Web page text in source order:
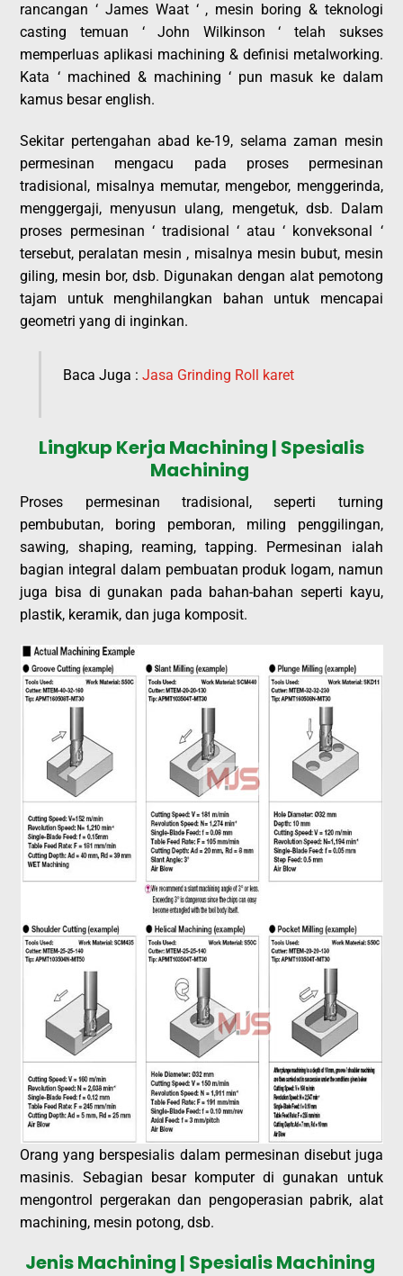
rancangan ‘ James Waat ‘ , mesin boring & teknologi
casting temuan ‘ John Wilkinson ‘ telah sukses
memperluas aplikasi machining & definisi metalworking.
Kata ‘ machined & machining ‘ pun masuk ke dalam
kamus besar english.
Sekitar pertengahan abad ke-19, selama zaman mesin
permesinan mengacu pada proses permesinan
tradisional, misalnya memutar, mengebor, menggerinda,
menggergaji, menyusun ulang, mengetuk, dsb. Dalam
proses permesinan ‘ tradisional ‘ atau ‘ konveksonal ‘
tersebut, peralatan mesin , misalnya mesin bubut, mesin
giling, mesin bor, dsb. Digunakan dengan alat pemotong
tajam untuk menghilangkan bahan untuk mencapai
geometri yang di inginkan.
Baca Juga :Jasa Grinding Roll karet
Lingkup Kerja Machining | Spesialis
Machining
Proses permesinan tradisional, seperti turning
pembubutan, boring pemboran, miling penggilingan,
sawing, shaping, reaming, tapping. Permesinan ialah
bagian integral dalam pembuatan produk logam, namun
juga bisa di gunakan pada bahan-bahan seperti kayu,
plastik, keramik, dan juga komposit.
Orang yang berspesialis dalam permesinan disebut juga
masinis. Sebagian besar komputer di gunakan untuk
mengontrol pergerakan dan pengoperasian pabrik, alat
machining, mesin potong, dsb.
Jenis Machining | Spesialis Machining